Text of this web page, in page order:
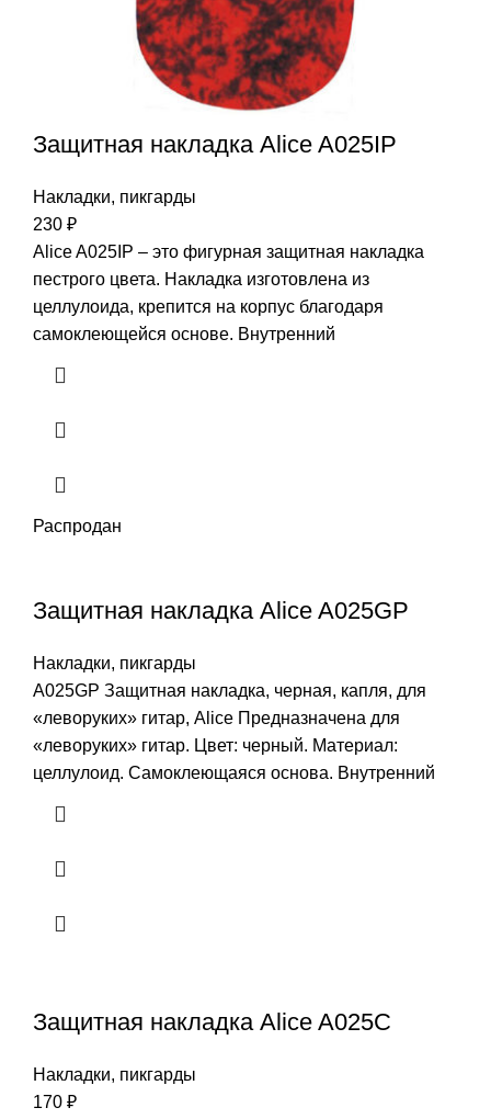
Защитная накладка Alice A025IP
Накладки, пикгарды
230 ₽
Alice A025IP – это фигурная защитная накладка
пестрого цвета. Накладка изготовлена из
целлулоида, крепится на корпус благодаря
самоклеющейся основе. Внутренний
Распродан
Защитная накладка Alice A025GP
Накладки, пикгарды
A025GP Защитная накладка, черная, капля, для
«леворуких» гитар, Alice Предназначена для
«леворуких» гитар. Цвет: черный. Материал:
целлулоид. Самоклеющаяся основа. Внутренний
Защитная накладка Alice A025C
Накладки, пикгарды
170 ₽